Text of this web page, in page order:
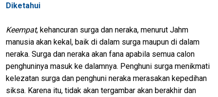
Diketahui
Keempat, kehancuran surga dan neraka, menurut Jahm
manusia akan kekal, baik di dalam surga maupun di dalam
neraka. Surga dan neraka akan fana apabila semua calon
penghuninya masuk ke dalamnya. Penghuni surga menikmati
kelezatan surga dan penghuni neraka merasakan kepedihan
siksa. Karena itu, tidak akan tergambar akan berakhir dan